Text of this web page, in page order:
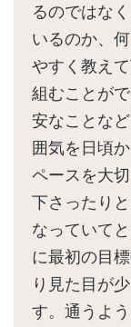
るのではな
いるのか、
やすく教え
組むことが
安なことな
囲気を日頃
ペースを大
下さったり
なっていて
に最初の目
り見た目が
す。通うよ